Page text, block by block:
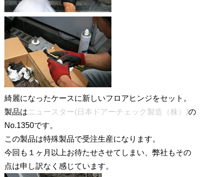
綺麗になったケースに新しいフロアヒンジをセット。
製品は ニュースター(日本ドアーチェック製造（株）)の
No.1350です。
この製品は特殊製品で受注生産になります。
今回も１ヶ月以上お待たせさせてしまい、弊社もその
点は申し訳なく感じています。